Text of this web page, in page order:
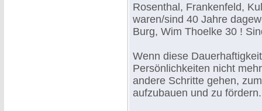
Rosenthal, Frankenfeld,
waren/sind 40 Jahre
Burg, Wim Thoelke 30 !
Wenn diese
Persönlichkeiten nicht
andere Schritte gehen,
aufzubauen und zu fördern.